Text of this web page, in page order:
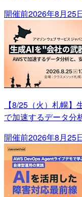
開催前2026年8月25
【8/25（火）札幌】
で加速するデータ分
開催前2026年8月25